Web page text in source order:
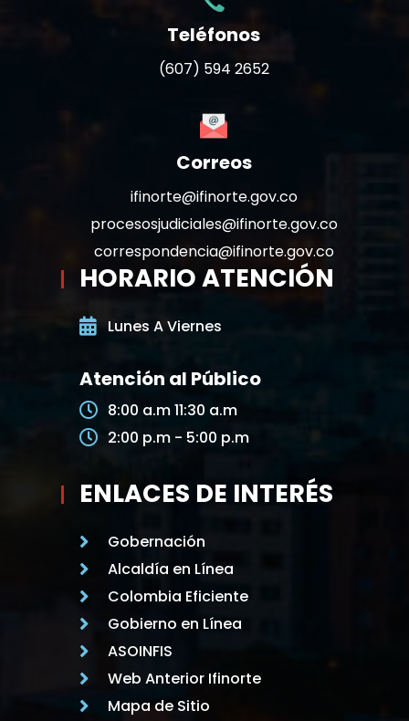
Teléfonos
(607) 594 2652
Correos
ifinorte@ifinorte.gov.co
procesosjudiciales@ifinorte.gov.co
correspondencia@ifinorte.gov.co
HORARIO ATENCIÓN
Lunes A Viernes
Atención al Público
8:00 a.m 11:30 a.m
2:00 p.m - 5:00 p.m
ENLACES DE INTERÉS
Gobernación
Alcaldía en Línea
Colombia Eficiente
Gobierno en Línea
ASOINFIS
Web Anterior Ifinorte
Mapa de Sitio